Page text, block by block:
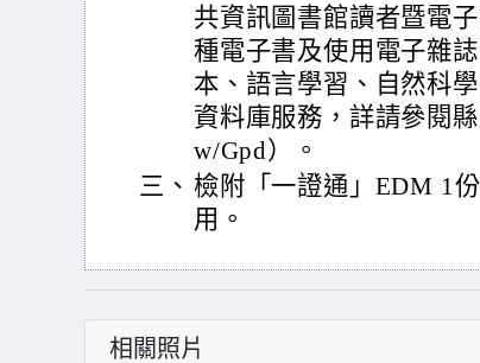
共資訊圖書館讀者暨電
種電子書及使用電子雜
本、語言學習、自然科
資料庫服務，詳請參閱
w/Gpd）。
三、 檢附「一證通」EDM 1
用。
相關照片